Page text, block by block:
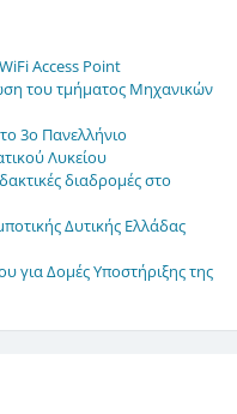
Access Point
του τμήματος Μηχανικών
3ο Πανελλήνιο
Λυκείου
διαδρομές στο
Δυτικής Ελλάδας
για Δομές Υποστήριξης της